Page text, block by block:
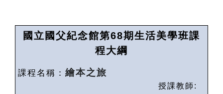
國立國父紀念館第68期生活美學班課
程大綱
課程名稱： 繪本之旅
授課教師 :